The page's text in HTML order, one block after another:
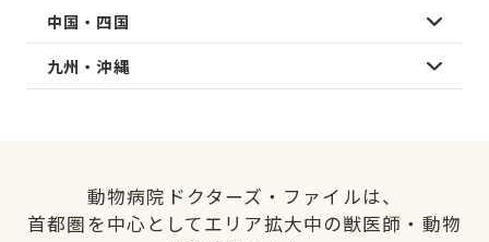
中国・四国
九州・沖縄
動物病院ドクターズ・ファイルは、
首都圏を中心としてエリア拡大中の獣医師・動物